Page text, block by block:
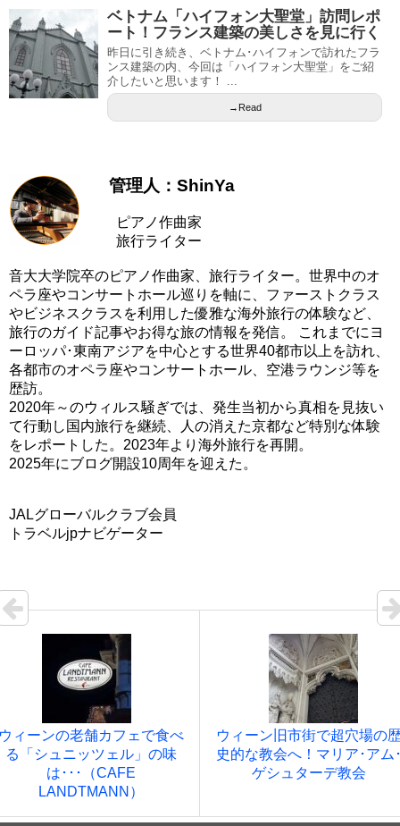
ベトナム「ハイフォン大聖堂」訪問レポ
ート！フランス建築の美しさを見に行く
昨日に引き続き、ベトナム･ハイフォンで訪れたフラ
ンス建築の内、今回は「ハイフォン大聖堂」をご紹
介したいと思います！ ...
→Read
管理人：ShinYa
ピアノ作曲家
旅行ライター
音大大学院卒のピアノ作曲家、旅行ライター。世界中のオ
ペラ座やコンサートホール巡りを軸に、ファーストクラス
やビジネスクラスを利用した優雅な海外旅行の体験など、
旅行のガイド記事やお得な旅の情報を発信。 これまでにヨ
ーロッパ･東南アジアを中心とする世界40都市以上を訪れ、
各都市のオペラ座やコンサートホール、空港ラウンジ等を
歴訪。
2020年～のウィルス騒ぎでは、発生当初から真相を見抜い
て行動し国内旅行を継続、人の消えた京都など特別な体験
をレポートした。2023年より海外旅行を再開。
2025年にブログ開設10周年を迎えた。
JALグローバルクラブ会員
トラベルjpナビゲーター
ィーンの老舗カフェで食べ
る「シュニッツェル」の味
は･･･（CAFE
LANDTMANN）
ウィーン旧市街で超穴場の
史的な教会へ！マリア･アム
ゲシュターデ教会